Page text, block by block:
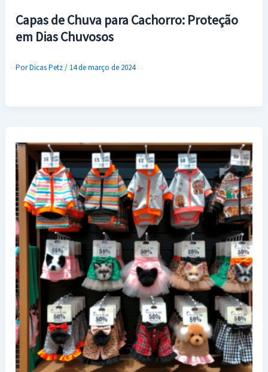
Capas de Chuva para Cachorro: Proteção
em Dias Chuvosos
PorDicas Petz/ 14 de março de 2024